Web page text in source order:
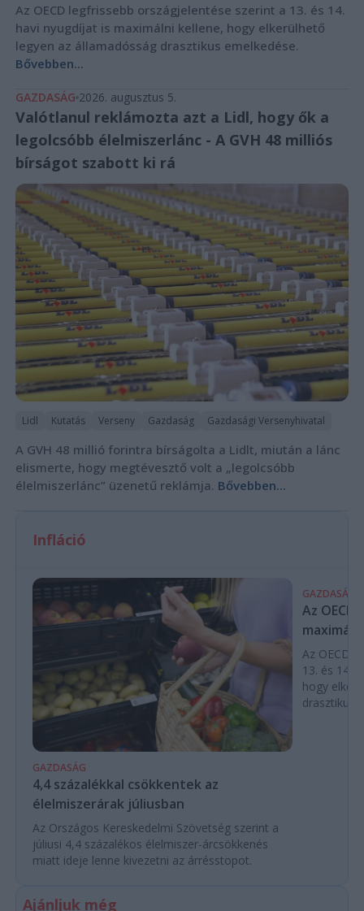
Az OECD legfrissebb országjelentése szerint a 13. és 14.
havi nyugdíjat is maximálni kellene, hogy elkerülhető
legyen az államadósság drasztikus emelkedése.
Bővebben...
GAZDASÁG 2026. augusztus 5.
Valótlanul reklámozta azt a Lidl, hogy ők a
legolcsóbb élelmiszerlánc - A GVH 48 milliós
bírságot szabott ki rá
Lidl Kutatás Verseny Gazdaság Gazdasági Versenyhivatal
A GVH 48 millió forintra bírságolta a Lidlt, miután a lánc
elismerte, hogy megtévesztő volt a „legolcsóbb
élelmiszerlánc” üzenetű reklámja. Bővebben...
Infláció
GAZDASÁG
4,4 százalékkal csökkentek az
élelmiszerárak júliusban
Az Országos Kereskedelmi Szövetség szerint a
júliusi 4,4 százalékos élelmiszer-árcsökkenés
miatt ideje lenne kivezetni az árrésstopot.
GAZDASÁG
Az OECD
Az OECD
13. és 14.
hogy
drasztikus
Ajánljuk még